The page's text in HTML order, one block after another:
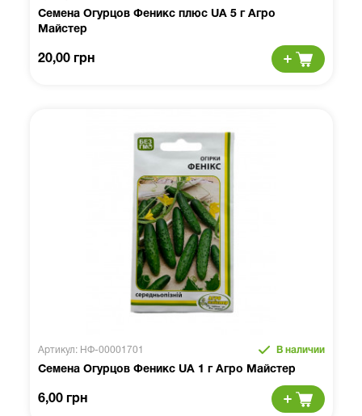
Семена Огурцов Феникс плюс UA 5 г Агро
Майстер
20,00 грн
Артикул: НФ-00001701 В наличии
Семена Огурцов Феникс UA 1 г Агро Майстер
6,00 грн